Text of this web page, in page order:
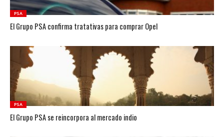
PSA
El Grupo PSA confirma tratativas para comprar Opel
PSA
El Grupo PSA se reincorpora al mercado indio